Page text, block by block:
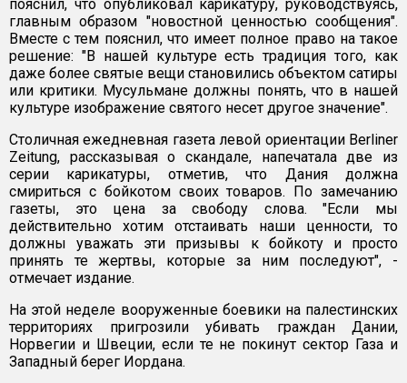
пояснил, что опубликовал карикатуру, руководствуясь,
главным образом "новостной ценностью сообщения".
Вместе с тем пояснил, что имеет полное право на такое
решение: "В нашей культуре есть традиция того, как
даже более святые вещи становились объектом сатиры
или критики. Мусульмане должны понять, что в нашей
культуре изображение святого несет другое значение".
Столичная ежедневная газета левой ориентации Berliner
Zeitung, рассказывая о скандале, напечатала две из
серии карикатуры, отметив, что Дания должна
смириться с бойкотом своих товаров. По замечанию
газеты, это цена за свободу слова. "Если мы
действительно хотим отстаивать наши ценности, то
должны уважать эти призывы к бойкоту и просто
принять те жертвы, которые за ним последуют", -
отмечает издание.
На этой неделе вооруженные боевики на палестинских
территориях пригрозили убивать граждан Дании,
Норвегии и Швеции, если те не покинут сектор Газа и
Западный берег Иордана.